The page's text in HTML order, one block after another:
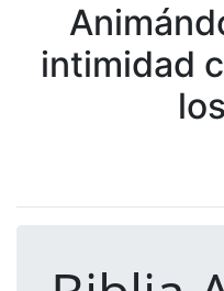
intimidad